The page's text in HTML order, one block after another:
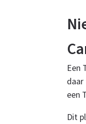
Vaassen
Een
een
Dit